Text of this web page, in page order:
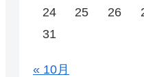
24
25 26
31
« 10月